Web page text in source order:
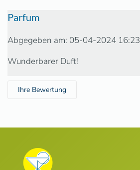
Parfum
Abgegeben am: 05-04-2024 16:23
Wunderbarer Duft!
Ihre Bewertung